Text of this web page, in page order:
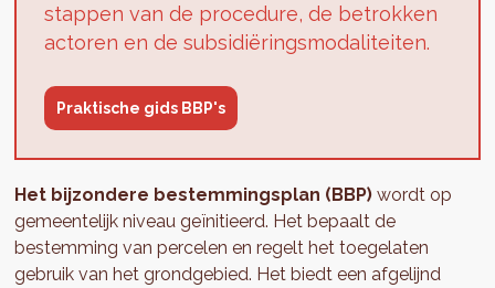
stappen van de procedure, de betrokken
actoren en de subsidiëringsmodaliteiten.
Praktische gids BBP's
Het bijzondere bestemmingsplan (BBP) wordt op
gemeentelijk niveau geïnitieerd. Het bepaalt de
bestemming van percelen en regelt het toegelaten
gebruik van het grondgebied. Het biedt een afgelijnd